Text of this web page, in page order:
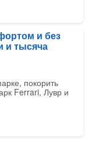
и без
и тысяча
покорить
Ferrari, Лувр и